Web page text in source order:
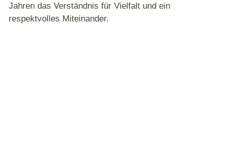
Jahren das Verständnis für Vielfalt und ein
respektvolles Miteinander.